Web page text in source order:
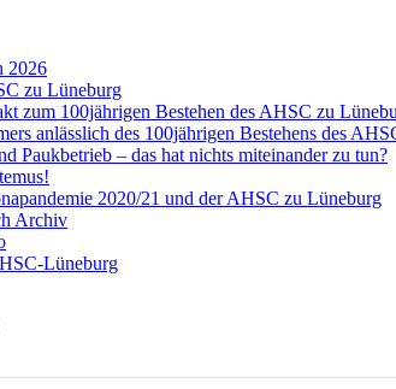
2026
zu Lüneburg
zum 100jährigen Bestehen des AHSC zu
anlässlich des 100jährigen Bestehens des
Paukbetrieb – das hat nichts miteinander zu tun?
2020/21 und der AHSC zu Lüneburg
Archiv
Lüneburg